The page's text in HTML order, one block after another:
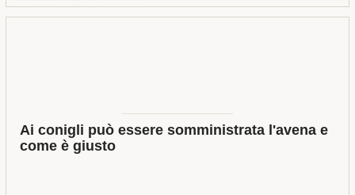
Ai conigli può essere somministrata l'avena e
come è giusto